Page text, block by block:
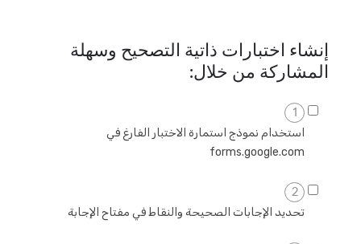
إنشاء اختبارات ذاتية التصحيح وسهلة
المشاركة من خلال:
1
استخدام نموذج استمارة الاختبار الفارغ في
forms.google.com
2
تحديد الإجابات الصحيحة والنقاط في مفتاح الإجابة